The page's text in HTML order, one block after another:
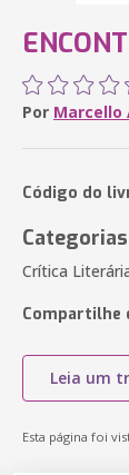
Por Marcello
Código do
Categorias
Crítica
Compartilhe
Leia um
Esta página foi